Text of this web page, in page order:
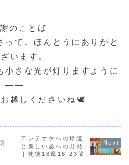
な陰謀
神の光
てくれ
では、
そうと
い陰謀
ま...
えられていきまし
た。ユダヤ人とは
マリヤ人たちに
がれていきます。
✨ 使徒の働き ✨
👉 前回の記事「サ
ウロが教会...
という大切
いて学ぶこ
きます。📝
のことば
って、ほんとうにありがと
います。
小さな光が灯りますように
――
お越しくださいね🕊️
アンテオケへの帰還
と新しい旅への出発
｜使徒18章18-23節